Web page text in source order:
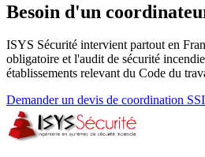
Besoin d'un
ISYS Sécurité intervient partout en
obligatoire et l'audit de sécurité
établissements relevant du Code du
Demander un devis de coordination SSI